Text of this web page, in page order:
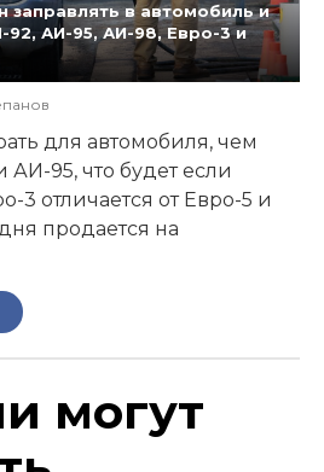
заправлять в автомобиль и
92, АИ-95, АИ-98, Евро-3 и
для автомобиля, чем
АИ-95, что будет если
3 отличается от Евро-5 и
продается на
могут